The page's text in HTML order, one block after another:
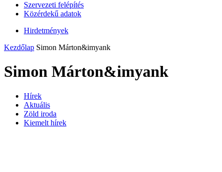
Szervezeti felépítés
Közérdekű adatok
Hirdetmények
Kezdőlap Simon Márton&imyank
Simon Márton&imyank
Hírek
Aktuális
Zöld iroda
Kiemelt hírek